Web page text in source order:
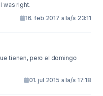
was right.
16. feb 2017 a la/s 23:11
tienen, pero el domingo
01. jul 2015 a la/s 17:18